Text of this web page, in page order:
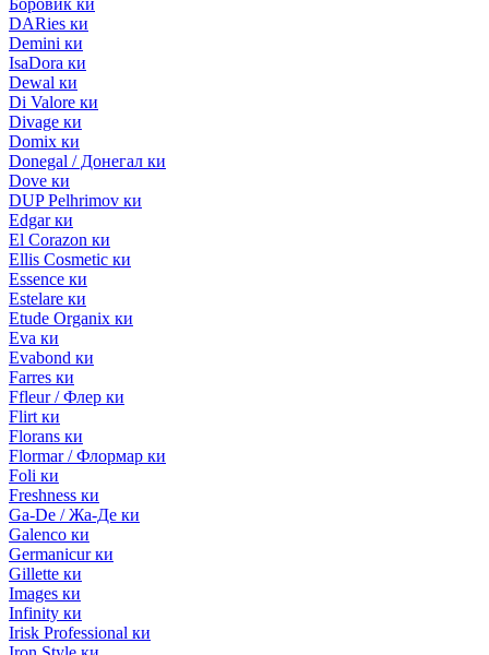
Боровик ки
DARies ки
Demini ки
IsaDora ки
Dewal ки
Di Valore ки
Divage ки
Domix ки
Donegal / Донегал ки
Dove ки
DUP Pelhrimov ки
Edgar ки
El Corazon ки
Ellis Cosmetic ки
Essence ки
Estelare ки
Etude Organix ки
Eva ки
Evabond ки
Farres ки
Ffleur / Флер ки
Flirt ки
Florans ки
Flormar / Флормар ки
Foli ки
Freshness ки
Ga-De / Жа-Де ки
Galenco ки
Germanicur ки
Gillette ки
Images ки
Infinity ки
Irisk Professional ки